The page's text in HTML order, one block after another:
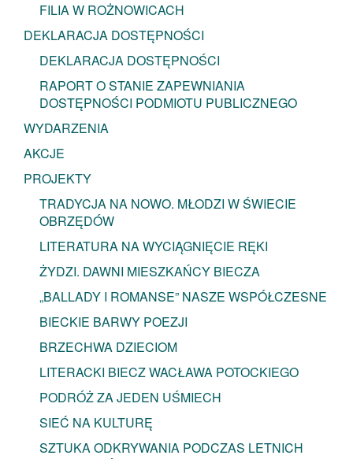
FILIA W ROŻNOWICACH
DEKLARACJA DOSTĘPNOŚCI
DEKLARACJA DOSTĘPNOŚCI
RAPORT O STANIE ZAPEWNIANIA
DOSTĘPNOŚCI PODMIOTU PUBLICZNEGO
WYDARZENIA
AKCJE
PROJEKTY
TRADYCJA NA NOWO. MŁODZI W ŚWIECIE
OBRZĘDÓW
LITERATURA NA WYCIĄGNIĘCIE RĘKI
ŻYDZI. DAWNI MIESZKAŃCY BIECZA
„BALLADY I ROMANSE” NASZE WSPÓŁCZESNE
BIECKIE BARWY POEZJI
BRZECHWA DZIECIOM
LITERACKI BIECZ WACŁAWA POTOCKIEGO
PODRÓŻ ZA JEDEN UŚMIECH
SIEĆ NA KULTURĘ
SZTUKA ODKRYWANIA PODCZAS LETNICH